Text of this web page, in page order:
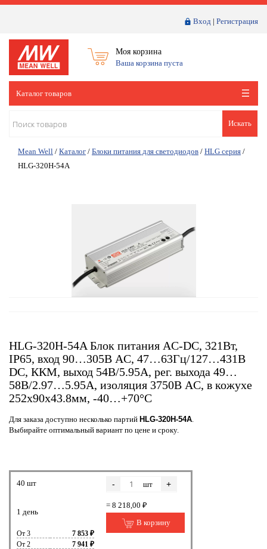
Вход | Регистрация
Моя корзина
Ваша корзина пуста
Каталог товаров
Искать
Mean Well / Каталог / Блоки питания для светодиодов / HLG серия /
HLG-320H-54A
HLG-320H-54A Блок питания AC-DC, 321Вт,
IP65, вход 90…305В AC, 47…63Гц/127…431В
DC, ККМ, выход 54В/5.95А, рег. выхода 49…
58В/2.97…5.95А, изоляция 3750В AC, в кожухе
252х90х43.8мм, -40…+70°С
Для заказа доступно несколько партий HLG-320H-54A.
Выбирайте оптимальный вариант по цене и сроку.
40 шт
1 день
От 3
7 853 ₽
От 2
7 941 ₽
- шт +
= 8 218,00 ₽
В корзину